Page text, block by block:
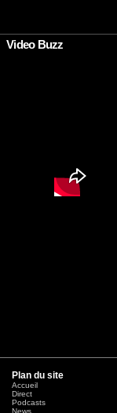
Video Buzz
Plan du site
Accueil
Direct
Podcasts